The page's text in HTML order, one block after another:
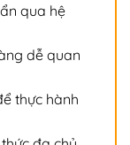
qua hệ
dễ quan
thực hành